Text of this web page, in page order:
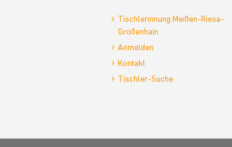
meissen.de
Tischlerinnung Meißen-Riesa-
Großenhain
Anmelden
Kontakt
Tischler-Suche